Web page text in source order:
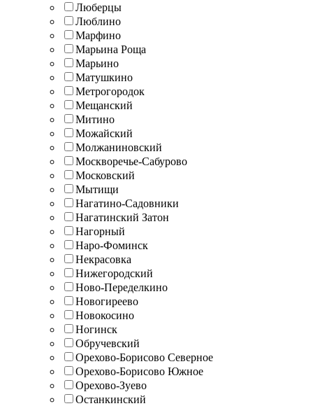
Люберцы
Люблино
Марфино
Марьина Роща
Марьино
Матушкино
Метрогородок
Мещанский
Митино
Можайский
Молжаниновский
Москворечье-Сабурово
Московский
Мытищи
Нагатино-Садовники
Нагатинский Затон
Нагорный
Наро-Фоминск
Некрасовка
Нижегородский
Ново-Переделкино
Новогиреево
Новокосино
Ногинск
Обручевский
Орехово-Борисово Северное
Орехово-Борисово Южное
Орехово-Зуево
Останкинский